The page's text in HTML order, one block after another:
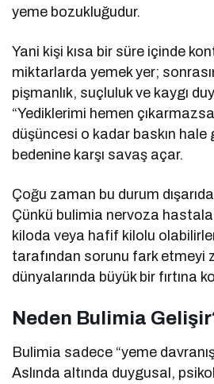
yeme bozukluğudur.
Yani kişi kısa bir süre içinde
miktarlarda yemek yer;
pişmanlık, suçluluk ve kaygı
“Yediklerimi hemen
düşüncesi o kadar baskın hale
bedenine karşı savaş açar.
Çoğu zaman bu durum
Çünkü bulimia nervoza
kiloda veya hafif kilolu
tarafından sorunu fark etmeyi
dünyalarında büyük bir fırtına
Neden Bulimia
Bulimia sadece “yeme
Aslında altında duygusal,